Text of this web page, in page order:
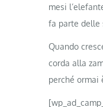
mesi
fa parte delle
Quando
corda alla
perché ormai